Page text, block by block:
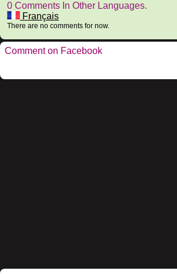
0 Comments In Other Languages.
Français
There are no comments for now.
Comment on Facebook